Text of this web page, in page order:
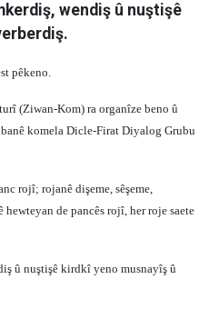
wendiş û nuştişê
pêkeno.
(Ziwan-Kom) ra organîze beno û
banê komela Dicle-Firat Diyalog Grubu
rojî; rojanê dişeme, sêşeme,
hewteyan de pancês rojî, her roje saete
û nuştişê kirdkî yeno musnayîş û